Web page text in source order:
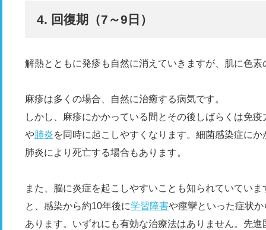
4. 回復期（7～9日）
解熱とともに発疹も自然に消えていきますが、肌に色
麻疹は多くの場合、自然に治癒する病気です。
しかし、麻疹にかかっている間とその後しばらくは免
や肺炎を同時に起こしやすくなります。細菌感染症に
肺炎により死亡する場合もあります。
また、脳に炎症を起こしやすいことも知られていてい
と、感染から約10年後に学習障害や痙攣といった症状
あります。いずれにも有効な治療法はありません。先